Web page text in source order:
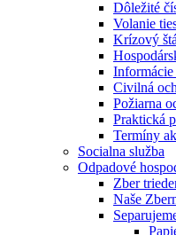
Dôležité
Volanie
Krízový
Civilná
Požiarna
Praktická
Termíny
Socialna služba
Odpadové
Zber
Naše